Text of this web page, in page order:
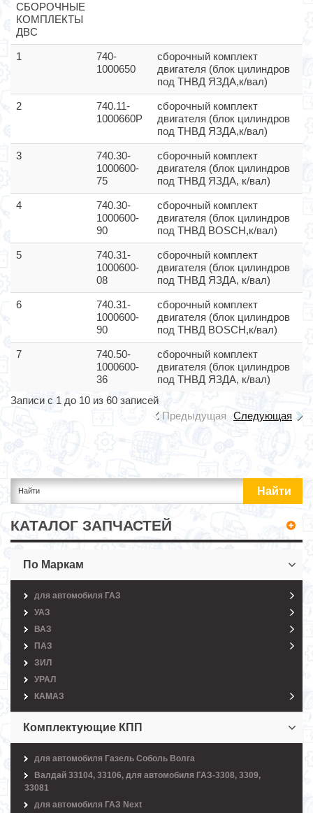
СБОРОЧНЫЕ
КОМПЛЕКТЫ
ДВС
1
740-
1000650
сборочный комплект
двигателя (блок цилиндров
под ТНВД ЯЗДА,к/вал)
2
740.11-
1000660Р
сборочный комплект
двигателя (блок цилиндров
под ТНВД ЯЗДА,к/вал)
3
740.30-
1000600-
75
сборочный комплект
двигателя (блок цилиндров
под ТНВД ЯЗДА, к/вал)
4
740.30-
1000600-
90
сборочный комплект
двигателя (блок цилиндров
под ТНВД BOSCH,к/вал)
5
740.31-
1000600-
08
сборочный комплект
двигателя (блок цилиндров
под ТНВД ЯЗДА, к/вал)
6
740.31-
1000600-
90
сборочный комплект
двигателя (блок цилиндров
под ТНВД BOSCH,к/вал)
7
740.50-
1000600-
36
сборочный комплект
двигателя (блок цилиндров
под ТНВД ЯЗДА, к/вал)
Записи с 1 до 10 из 60 записей
Предыдущая
Следующая
КАТАЛОГ ЗАПЧАСТЕЙ
По Маркам
для автомобиля ГАЗ
УАЗ
ВАЗ
ПАЗ
ЗИЛ
УРАЛ
КАМАЗ
Комплектующие КПП
для автомобиля Газель Соболь Волга
Валдай 33104, 33106, для автомобиля ГАЗ-3308, 3309,
33081
для автомобиля ГАЗ Next